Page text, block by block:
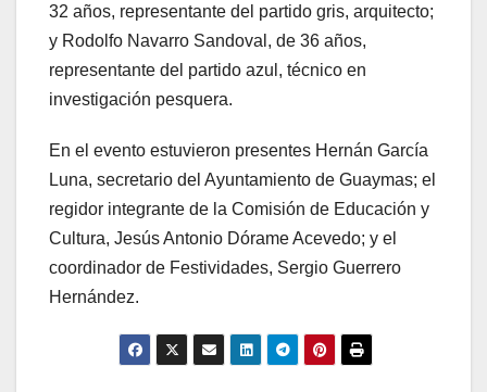
32 años, representante del partido gris, arquitecto;
y Rodolfo Navarro Sandoval, de 36 años,
representante del partido azul, técnico en
investigación pesquera.
En el evento estuvieron presentes Hernán García
Luna, secretario del Ayuntamiento de Guaymas; el
regidor integrante de la Comisión de Educación y
Cultura, Jesús Antonio Dórame Acevedo; y el
coordinador de Festividades, Sergio Guerrero
Hernández.